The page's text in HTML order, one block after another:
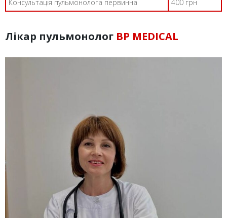
Консультація пульмонолога первинна 400 грн
Лікар пульмонолог BP MEDICAL